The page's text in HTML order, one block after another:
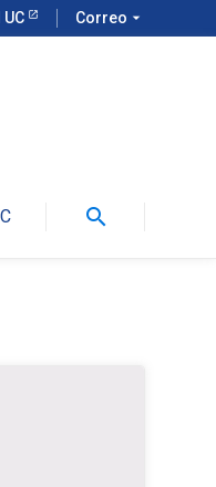
Correo arrow_drop_down
search